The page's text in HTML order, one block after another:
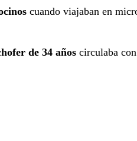
cuando viajaban en
de 34 años circulaba